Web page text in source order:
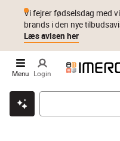
Klik & hent Byt i 1 år
Vi fejrer fødselsdag med
brands i den nye
Læs avisen her
Menu Login